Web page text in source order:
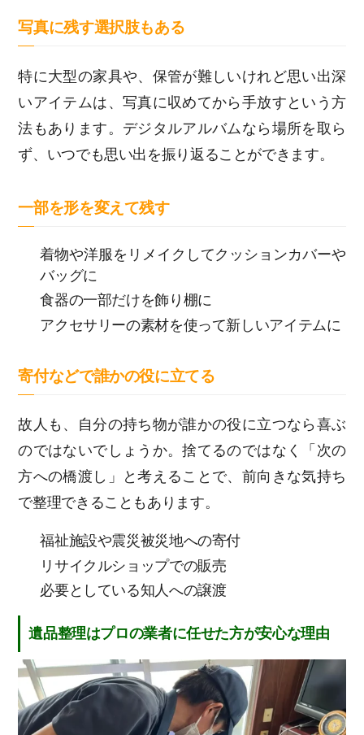
写真に残す選択肢もある
特に大型の家具や、保管が難しいけれど思い出深
いアイテムは、写真に収めてから手放すという方
法もあります。デジタルアルバムなら場所を取ら
ず、いつでも思い出を振り返ることができます。
一部を形を変えて残す
着物や洋服をリメイクしてクッションカバーや
バッグに
食器の一部だけを飾り棚に
アクセサリーの素材を使って新しいアイテムに
寄付などで誰かの役に立てる
故人も、自分の持ち物が誰かの役に立つなら喜ぶ
のではないでしょうか。捨てるのではなく「次の
方への橋渡し」と考えることで、前向きな気持ち
で整理できることもあります。
福祉施設や震災被災地への寄付
リサイクルショップでの販売
必要としている知人への譲渡
遺品整理はプロの業者に任せた方が安心な理由